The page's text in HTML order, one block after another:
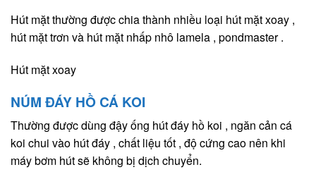
Hút mặt thường được chia thành nhiều loại hút mặt xoay ,
hút mặt trơn và hút mặt nhấp nhô lamela , pondmaster .
Hút mặt xoay
NÚM ĐÁY HỒ CÁ KOI
Thường được dùng đậy ống hút đáy hồ koi , ngăn cản cá
koi chui vào hút đáy , chất liệu tốt , độ cứng cao nên khi
máy bơm hút sẽ không bị dịch chuyển.